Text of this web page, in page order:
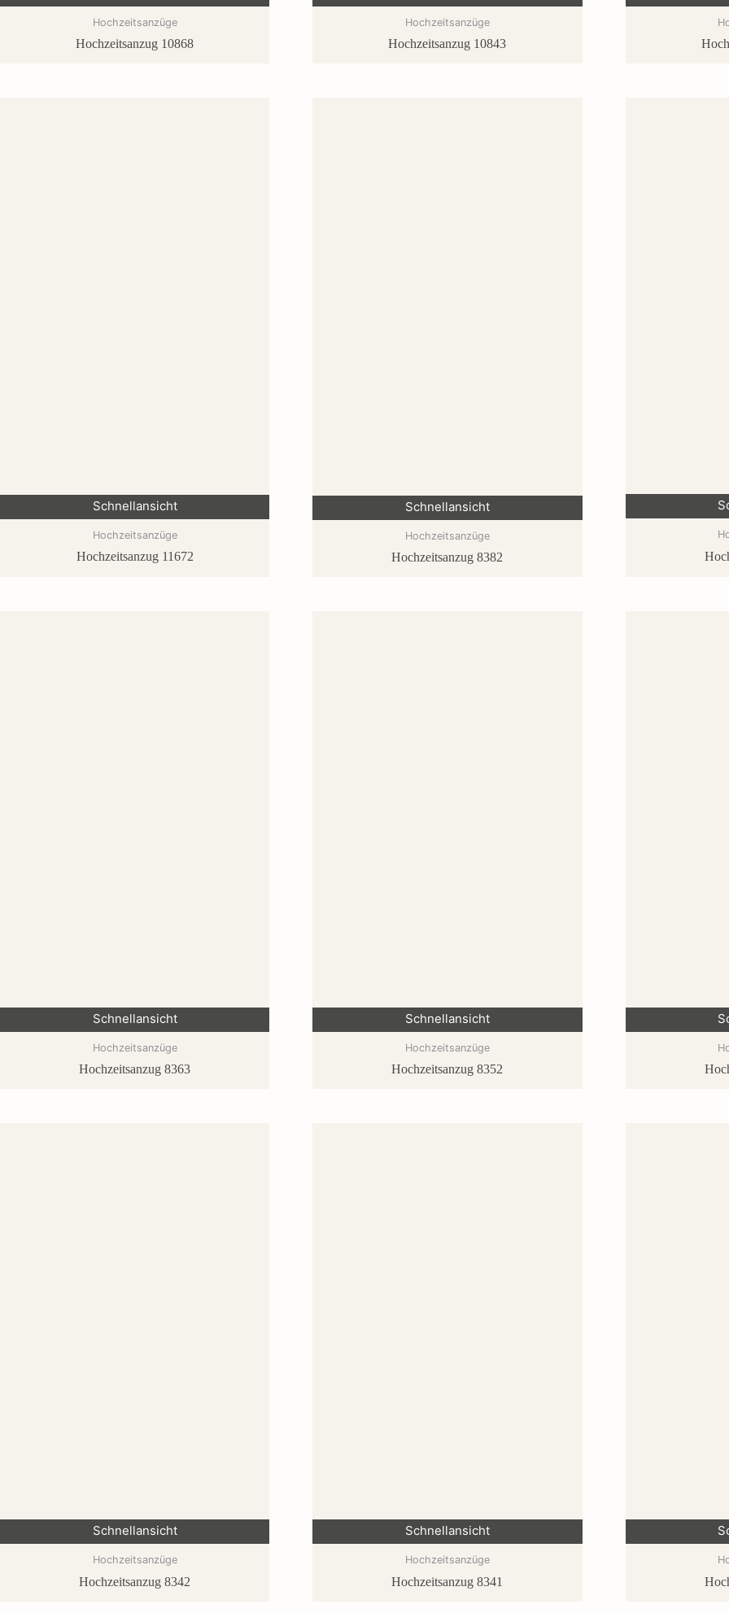
Hochzeitsanzüge
Hochzeitsanzug 10868
Hochzeitsanzüge
Hochzeitsanzug 10843
Schnellansicht
Hochzeitsanzüge
Hochzeitsanzug 11672
Schnellansicht
Hochzeitsanzüge
Hochzeitsanzug 8382
Schnellansicht
Hochzeitsanzüge
Hochzeitsanzug 8363
Schnellansicht
Hochzeitsanzüge
Hochzeitsanzug 8352
Schnellansicht
Hochzeitsanzüge
Hochzeitsanzug 8342
Schnellansicht
Hochzeitsanzüge
Hochzeitsanzug 8341